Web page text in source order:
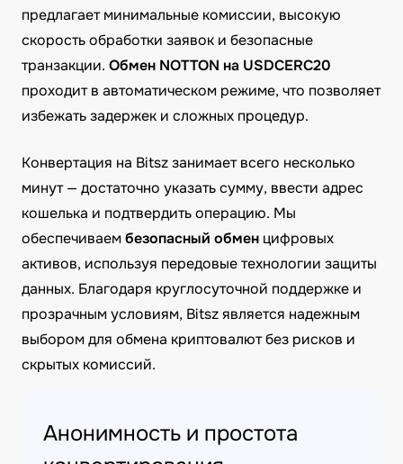
предлагает минимальные комиссии, высокую
скорость обработки заявок и безопасные
транзакции. Обмен NOTTON на USDCERC20
проходит в автоматическом режиме, что позволяет
избежать задержек и сложных процедур.
Конвертация на Bitsz занимает всего несколько
минут — достаточно указать сумму, ввести адрес
кошелька и подтвердить операцию. Мы
обеспечиваембезопасный обмен цифровых
активов, используя передовые технологии защиты
данных. Благодаря круглосуточной поддержке и
прозрачным условиям, Bitsz является надежным
выбором для обмена криптовалют без рисков и
скрытых комиссий.
Анонимность и простота